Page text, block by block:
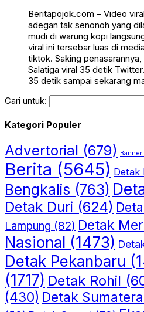
Beritapojok.com – Video
adegan tak senonoh yang
mudi di warung kopi
viral ini tersebar luas di
tiktok. Saking
Salatiga viral 35 detik
35 detik sampai sekarang
Cari untuk:
Kategori Populer
Advertorial (679) Banner
Berita (5645) Detak
Bengkalis (763)
Detak Duri (624)
Lampung (82) Detak
Nasional (1473)
Detak Pekanbaru
(1717) Detak Rohil
(430) Detak Sumatera